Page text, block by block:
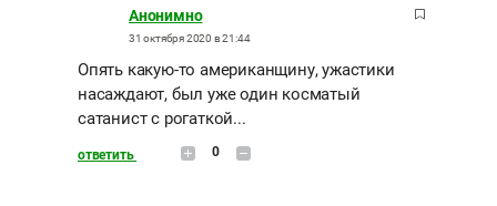
Анонимно
31 октября 2020 в 21:44
Опять какую-то американщину, ужастики
насаждают, был уже один косматый
сатанист с рогаткой...
ответить 0